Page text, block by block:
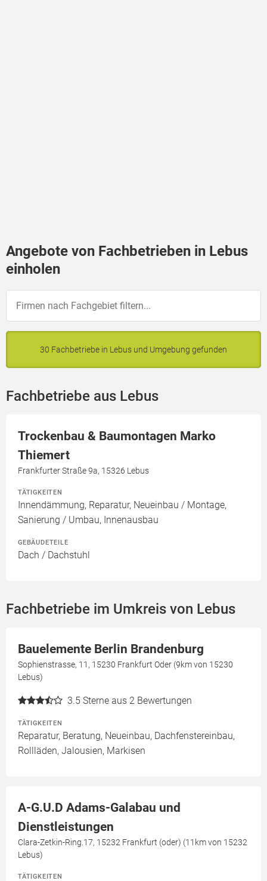
Angebote von Fachbetrieben in Lebus
einholen
30 Fachbetriebe in Lebus und Umgebung gefunden
Fachbetriebe aus Lebus
Trockenbau & Baumontagen Marko
Thiemert
Frankfurter Straße 9a, 15326 Lebus
TÄTIGKEITEN
Innendämmung, Reparatur, Neueinbau / Montage,
Sanierung / Umbau, Innenausbau
GEBÄUDETEILE
Dach / Dachstuhl
Fachbetriebe im Umkreis von Lebus
Bauelemente Berlin Brandenburg
Sophienstrasse, 11, 15230 Frankfurt Oder (9km von 15230
Lebus)
3.5 Sterne aus 2 Bewertungen
TÄTIGKEITEN
Reparatur, Beratung, Neueinbau, Dachfenstereinbau,
Rollläden, Jalousien, Markisen
A-G.U.D Adams-Galabau und
Dienstleistungen
Clara-Zetkin-Ring.17, 15232 Frankfurt (oder) (11km von 15232
Lebus)
TÄTIGKEITEN